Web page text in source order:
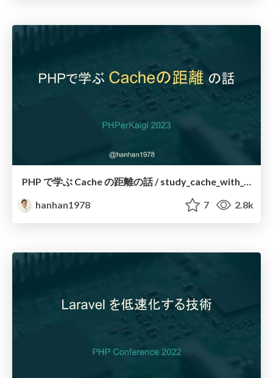
hanhan1978
7 2.8k